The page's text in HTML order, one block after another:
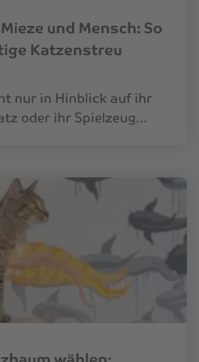
und Mensch: So
Katzenstreu
nur in Hinblick auf ihr
oder ihr Spielzeug…